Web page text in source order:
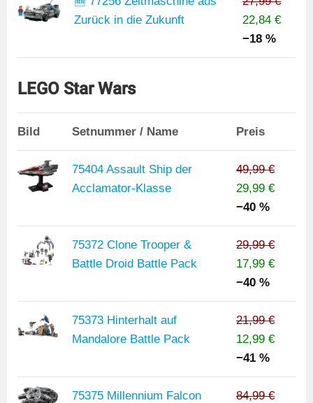
Zurück in die Zukunft
22,84 €
−18 %
LEGO Star Wars
Bild Setnummer / Name Preis
75404 Assault Ship der
Acclamator-Klasse
49,99 €
29,99 €
−40 %
75372 Clone Trooper &
Battle Droid Battle Pack
29,99 €
17,99 €
−40 %
75373 Hinterhalt auf
Mandalore Battle Pack
21,99 €
12,99 €
−41 %
75375 Millennium Falcon
84,99 €